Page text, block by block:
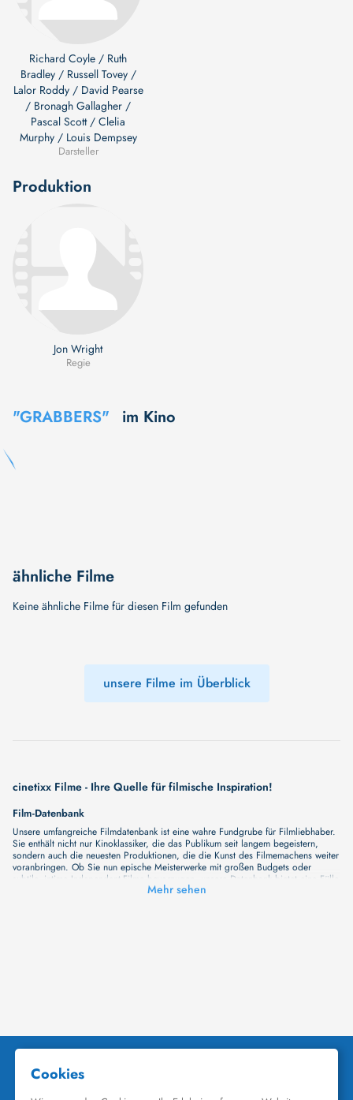
Richard Coyle / Ruth
Bradley / Russell Tovey /
Lalor Roddy / David Pearse
/ Bronagh Gallagher /
Pascal Scott / Clelia
Murphy / Louis Dempsey
Darsteller
Produktion
Jon Wright
Regie
"GRABBERS" im Kino
ähnliche Filme
Keine ähnliche Filme für diesen Film gefunden
unsere Filme im Überblick
cinetixx Filme - Ihre Quelle für filmische Inspiration!
Film-Datenbank
Unsere umfangreiche Filmdatenbank ist eine wahre Fundgrube für Filmliebhaber.
Sie enthält nicht nur Kinoklassiker, die das Publikum seit langem begeistern,
sondern auch die neuesten Produktionen, die die Kunst des Filmemachens weiter
voranbringen. Ob Sie nun epische Meisterwerke mit großen Budgets oder
subtile, intime Independent-Filme bevorzugen, unsere Datenbank bietet eine Fülle
von Inhalten, die Ihr Herz und Ihren Geist berühren werden. Beim Durchstöbern
Kinematographie zu einer noch faszinierenderen Welt werden, die Sie erkunden
Schauspieler-Datenbank
Mehr sehen